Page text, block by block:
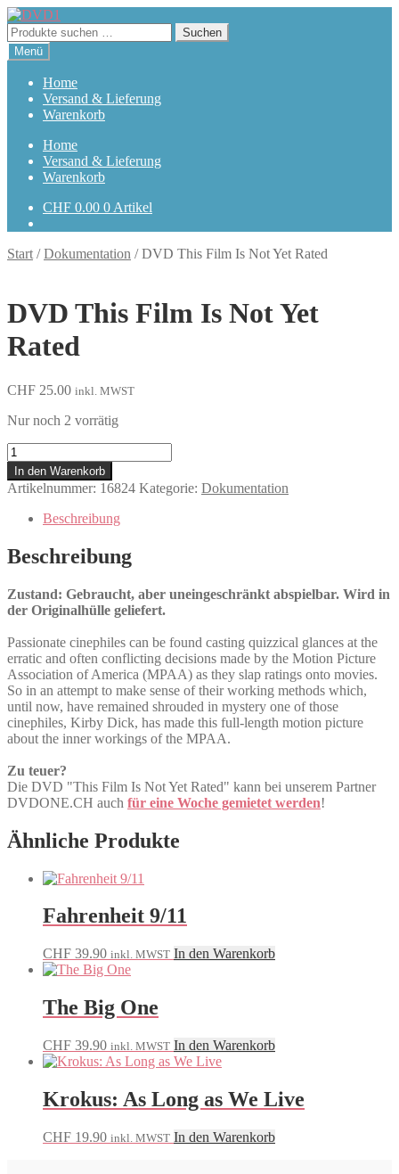
Zur
Navigation
springen
Zum
Inhalt
springen
Suchen
nach:
Suchen
Menü
Home
Versand & Lieferung
Warenkorb
Home
Versand & Lieferung
Warenkorb
CHF 0.00 0 Artikel
Start /Dokumentation /DVD This Film Is Not Yet Rated
DVD This Film Is Not Yet
Rated
CHF 25.00 inkl. MWST
Nur noch 2 vorrätig
This
Film
Is
Not
Menge
In den Warenkorb
Artikelnummer: 16824 Kategorie: Dokumentation
Beschreibung
Beschreibung
Zustand: Gebraucht, aber uneingeschränkt abspielbar. Wird in
der Originalhülle geliefert.
Passionate cinephiles can be found casting quizzical glances at the
erratic and often conflicting decisions made by the Motion Picture
Association of America (MPAA) as they slap ratings onto movies.
So in an attempt to make sense of their working methods which,
until now, have remained shrouded in mystery one of those
cinephiles, Kirby Dick, has made this full-length motion picture
about the inner workings of the MPAA.
Zu teuer?
Die DVD "This Film Is Not Yet Rated" kann bei unserem Partner
DVDONE.CH auch für eine Woche gemietet werden!
Ähnliche Produkte
Fahrenheit 9/11
CHF 39.90 inkl. MWST In den Warenkorb
The Big One
CHF 39.90 inkl. MWST In den Warenkorb
Krokus: As Long as We Live
CHF 19.90 inkl. MWST In den Warenkorb